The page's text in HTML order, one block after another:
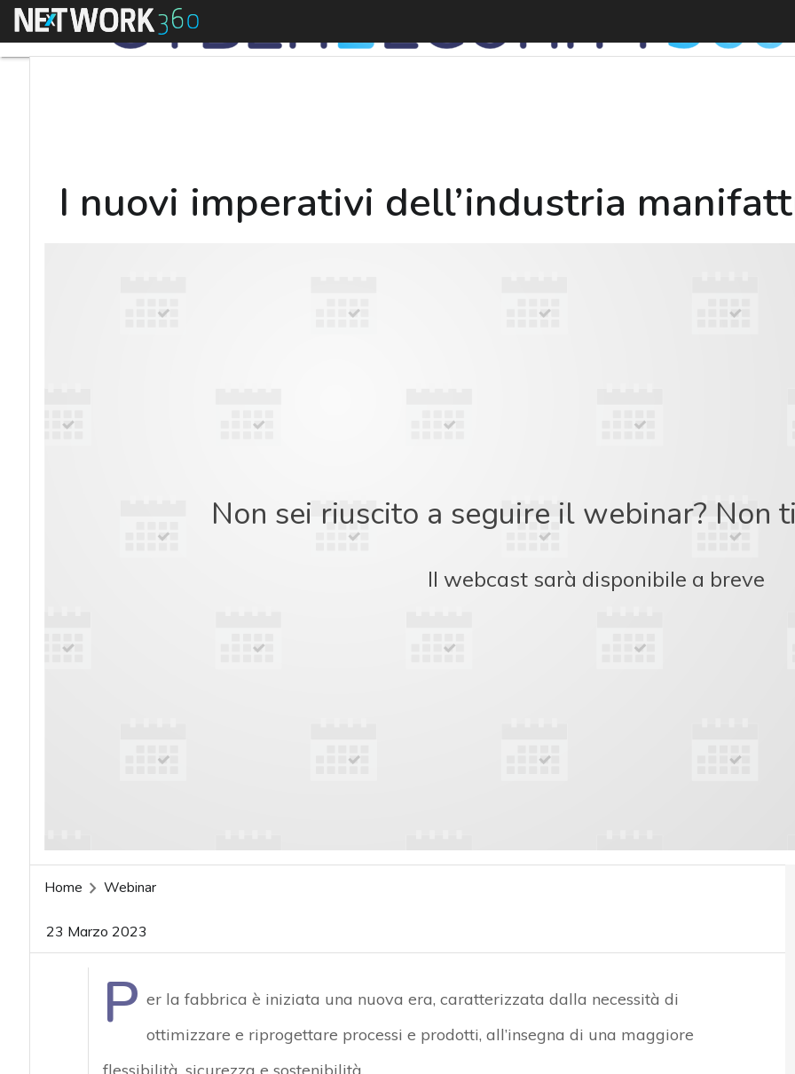
Menu
I nuovi imperativi dell’industria
Non sei riuscito a seguire il webinar? Non
Il webcast sarà disponibile a breve
Home Webinar
23 Marzo 2023
P er la fabbrica è iniziata una nuova era, caratterizzata dalla necessità di
ottimizzare e riprogettare processi e prodotti, all’insegna di una maggiore